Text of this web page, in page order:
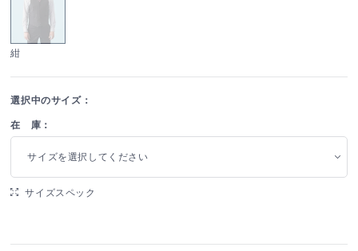
紺
選択中のサイズ：
在 庫：
サイズを選択してください
サイズスペック